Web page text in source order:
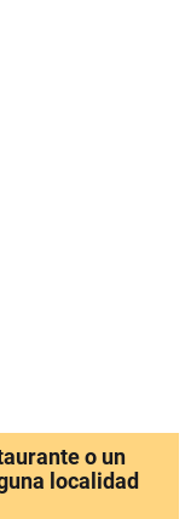
o un
localidad